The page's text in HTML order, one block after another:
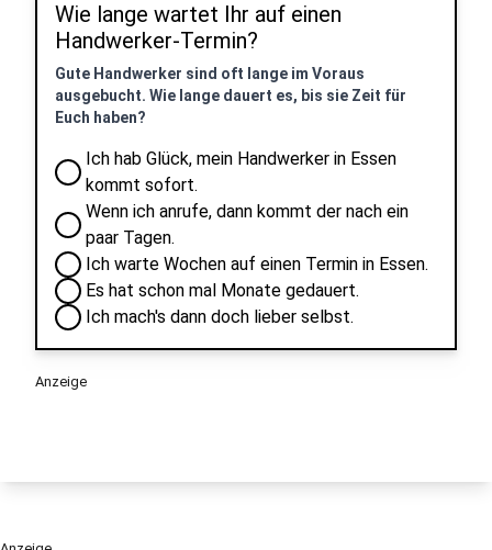
Wie lange wartet Ihr auf einen
Handwerker-Termin?
Gute Handwerker sind oft lange im Voraus
ausgebucht. Wie lange dauert es, bis sie Zeit für
Euch haben?
Ich hab Glück, mein Handwerker in Essen
kommt sofort.
Wenn ich anrufe, dann kommt der nach ein
paar Tagen.
Ich warte Wochen auf einen Termin in Essen.
Es hat schon mal Monate gedauert.
Ich mach's dann doch lieber selbst.
Anzeige